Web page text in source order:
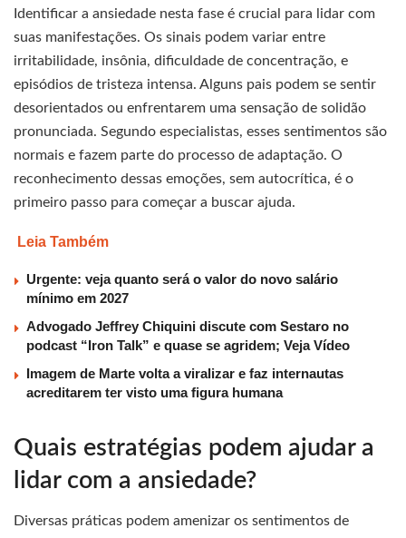
Identificar a ansiedade nesta fase é crucial para lidar com
suas manifestações. Os sinais podem variar entre
irritabilidade, insônia, dificuldade de concentração, e
episódios de tristeza intensa. Alguns pais podem se sentir
desorientados ou enfrentarem uma sensação de solidão
pronunciada. Segundo especialistas, esses sentimentos são
normais e fazem parte do processo de adaptação. O
reconhecimento dessas emoções, sem autocrítica, é o
primeiro passo para começar a buscar ajuda.
Leia Também
Urgente: veja quanto será o valor do novo salário
mínimo em 2027
Advogado Jeffrey Chiquini discute com Sestaro no
podcast “Iron Talk” e quase se agridem; Veja Vídeo
Imagem de Marte volta a viralizar e faz internautas
acreditarem ter visto uma figura humana
Quais estratégias podem ajudar a
lidar com a ansiedade?
Diversas práticas podem amenizar os sentimentos de